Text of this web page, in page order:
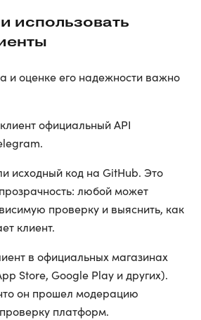
использовать
и оценке его надежности важно
официальный API
исходный код на GitHub. Это
любой может
проверку и выяснить, как
клиент.
в официальных магазинах
Store, Google Play и других).
он прошел модерацию
платформ.